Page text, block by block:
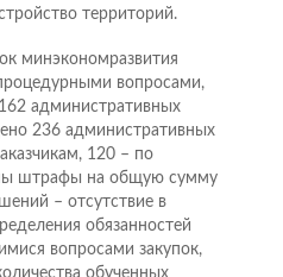
территорий.
минэкономразвития
вопросами,
административных
236 административных
120 – по
штрафы на общую сумму
– отсутствие в
обязанностей
вопросами закупок,
обученных